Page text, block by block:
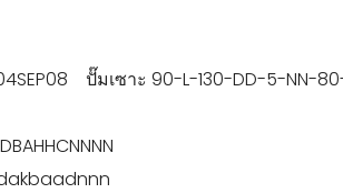
ปั๊มเซาะ 90-L-130-DD-5-NN-